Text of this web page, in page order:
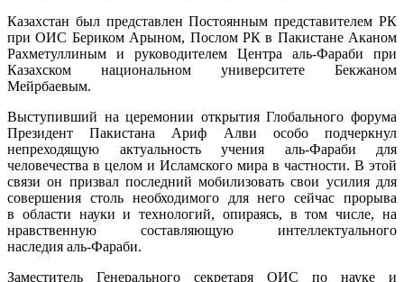
Казахстан был представлен Постоянным представителем РК
при ОИС Бериком Арыном, Послом РК в Пакистане Аканом
Рахметуллиным и руководителем Центра аль-Фараби при
Казахском национальном университете Бекжаном
Мейрбаевым.
Выступивший на церемонии открытия Глобального форума
Президент Пакистана Ариф Алви особо подчеркнул
непреходящую актуальность учения аль-Фараби для
человечества в целом и Исламского мира в частности. В этой
связи он призвал последний мобилизовать свои усилия для
совершения столь необходимого для него сейчас прорыва
в области науки и технологий, опираясь, в том числе, на
нравственную составляющую интеллектуального
наследия аль-Фараби.
Заместитель Генерального секретаря ОИС по науке и